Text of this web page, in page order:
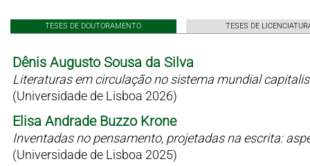
TESES DE DOUTORAMENTO TESES DE
Dênis Augusto Sousa da Silva
Literaturas em circulação no sistema mundial
(Universidade de Lisboa 2026)
Elisa Andrade Buzzo Krone
Inventadas no pensamento, projetadas na escrita:
(Universidade de Lisboa 2025)